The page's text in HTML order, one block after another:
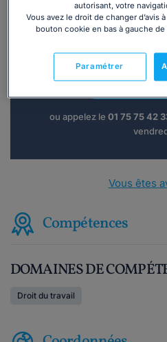
Vous souhaitez
Consulter
ou appelez le 01 75 75 42
Vous êtes
Compétences
DOMAINES DE
Droit du travail
autorisant, votre
Vous avez le droit de changer d’avis
bouton cookie en bas à gauche
Paramétrer